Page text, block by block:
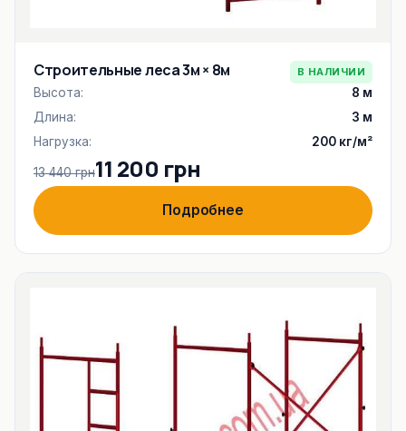
Строительные леса 3м × 8м В НАЛИЧИИ
Высота:
8 м
Длина:
3 м
Нагрузка:
200 кг/м²
13 440 грн11 200 грн
Подробнее